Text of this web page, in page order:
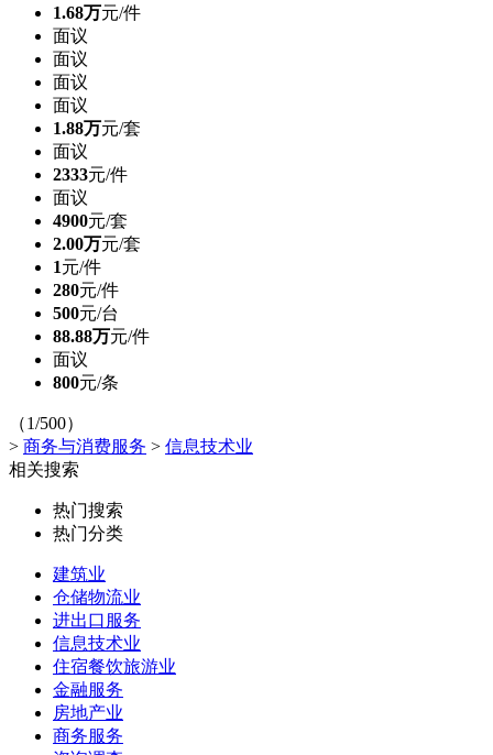
1.68万元/件
面议
面议
面议
面议
1.88万元/套
面议
2333元/件
面议
4900元/套
2.00万元/套
1元/件
280元/件
500元/台
88.88万元/件
面议
800元/条
（1/500）
> 商务与消费服务 > 信息技术业
相关搜索
热门搜索
热门分类
建筑业
仓储物流业
进出口服务
信息技术业
住宿餐饮旅游业
金融服务
房地产业
商务服务